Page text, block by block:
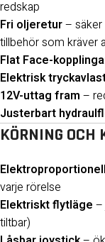
redskap
Fri oljeretur–
tillbehör som kräver
Flat Face-
Elektrisk
12V-uttag fram –
Justerbart
KÖRNING OCH
varje rörelse
Elektriskt flytläge –
tiltbar)